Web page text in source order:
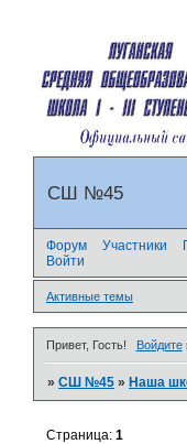
СШ №45
Форум Участники
Войти
Активные темы
Привет, Гость! Войдите
»СШ №45 »Наша
Страница:1